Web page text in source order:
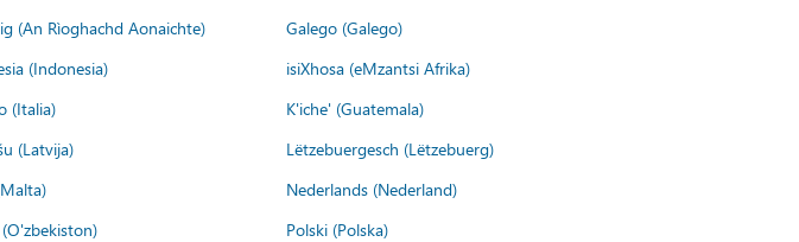
(An Rìoghachd Aonaichte)
Galego (Galego)
(Indonesia)
isiXhosa (eMzantsi Afrika)
(Italia)
K'iche' (Guatemala)
(Latvija)
Lëtzebuergesch (Lëtzebuerg)
Nederlands (Nederland)
Polski (Polska)